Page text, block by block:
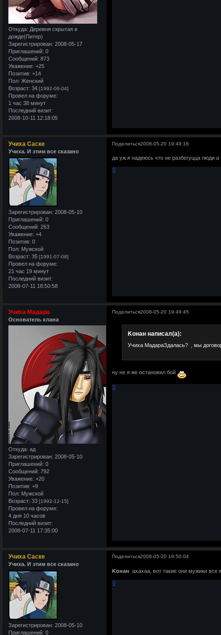
Откуда: Деревня скрытая в
дожде(Питер)
Зарегистрирован: 2008-05-17
Приглашений: 0
Сообщений: 873
Уважение: +25
Позитив: +14
Пол: Женский
Возраст: 34 [1992-06-04]
Провел на форуме:
1 час 38 минут
Последний визит:
2008-10-11 12:18:05
Поделиться2008-05-20 19:49:16
Учиха Саске
Учиха. И этим все сказано
Зарегистрирован: 2008-05-10
Приглашений: 0
Сообщений: 263
Уважение: +4
Позитив: 0
Пол: Мужской
Возраст: 35 [1991-07-08]
Провел на форуме:
21 час 19 минут
Последний визит:
2008-07-11 18:50:58
да уж я надеюсь что не разбегуцца люди а
0
Поделиться2008-05-20 19:49:45
Учиха Мадара
Основатель клана
Откуда: ад
Зарегистрирован: 2008-05-10
Приглашений: 0
Сообщений: 792
Уважение: +20
Позитив: +9
Пол: Мужской
Возраст: 33 [1992-12-15]
Провел на форуме:
4 дня 10 часов
Последний визит:
2008-07-11 17:35:00
Kонан написал(а):
Учиха МадараЗдалась? , мы
ну не я же остановил бой
0
Поделиться2008-05-20 19:50:04
Учиха Саске
Учиха. И этим все сказано
Зарегистрирован: 2008-05-10
Приглашений: 0
Kонан ахахаа, вот такие они мужики все
0